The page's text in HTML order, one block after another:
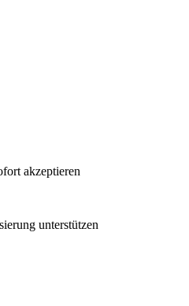
akzeptieren
unterstützen